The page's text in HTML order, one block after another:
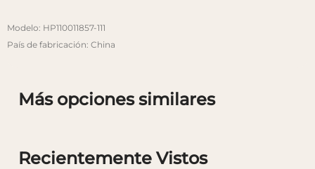
Modelo: HP110011857-111
País de fabricación: China
Más opciones similares
Recientemente Vistos